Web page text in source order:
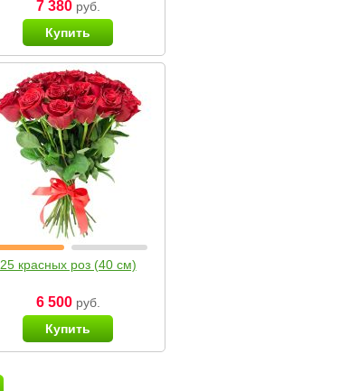
7 380руб.
Купить
25 красных роз (40 см)
6 500руб.
Купить